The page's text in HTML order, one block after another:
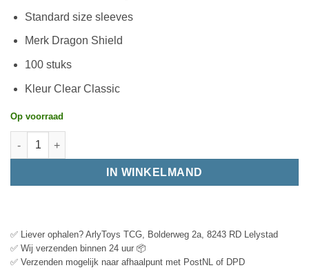
Standard size sleeves
Merk Dragon Shield
100 stuks
Kleur Clear Classic
Op voorraad
IN WINKELMAND
✅ Liever ophalen? ArlyToys TCG, Bolderweg 2a, 8243 RD Lelystad
✅ Wij verzenden binnen 24 uur 📦
✅ Verzenden mogelijk naar afhaalpunt met PostNL of DPD